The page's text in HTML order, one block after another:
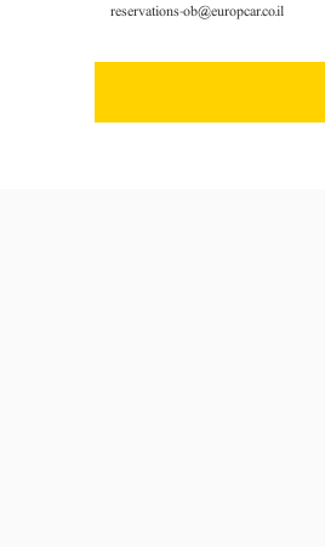
reservations-ob@europcar.co.il